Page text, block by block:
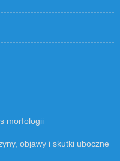
morfologii
objawy i skutki uboczne